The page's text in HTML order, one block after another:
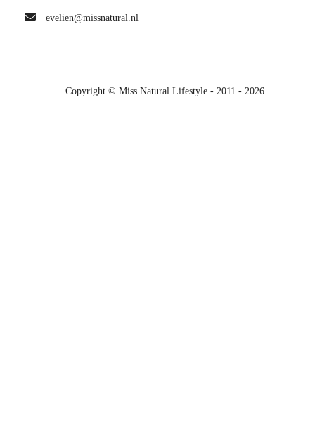
evelien@missnatural.nl
Copyright © Miss Natural Lifestyle - 2011 - 2026